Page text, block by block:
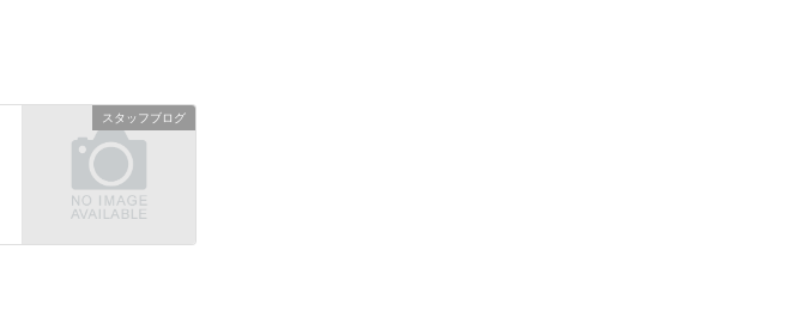
スタッフブログ